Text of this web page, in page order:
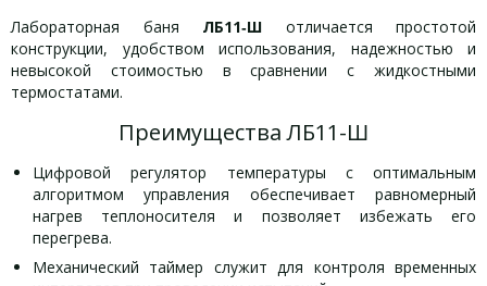
Лабораторная баня ЛБ11‑Ш отличается простотой
конструкции, удобством использования, надежностью и
невысокой стоимостью в сравнении с жидкостными
термостатами.
Преимущества ЛБ11-Ш
Цифровой регулятор температуры с оптимальным
алгоритмом управления обеспечивает равномерный
нагрев теплоносителя и позволяет избежать его
перегрева.
Механический таймер служит для контроля временных